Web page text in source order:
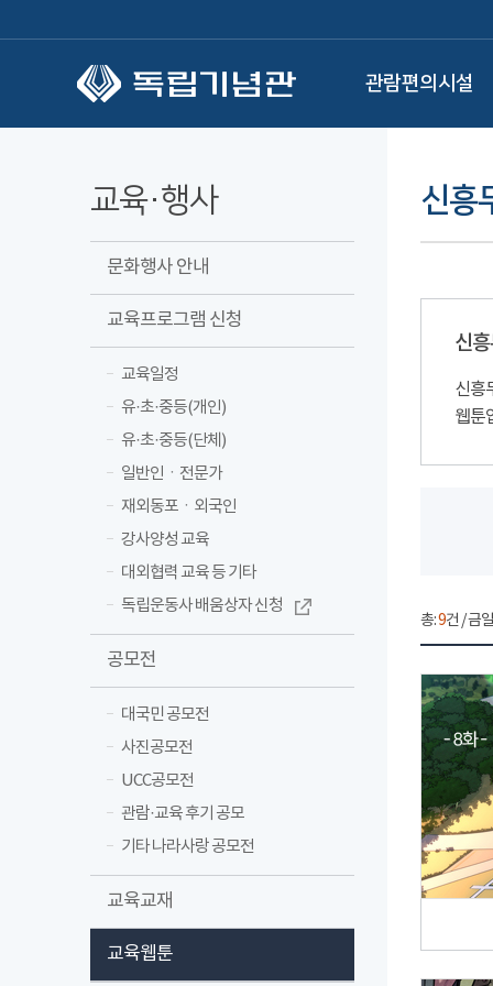
관람편의시설
교육·행사
문화행사 안내
교육프로그램 신청
교육일정
유·초·중등(개인)
유·초·중등(단체)
일반인ㆍ전문가
재외동포ㆍ외국인
강사양성 교육
대외협력 교육 등 기타
독립운동사 배움상자 신청
공모전
대국민 공모전
사진공모전
UCC공모전
관람·교육 후기 공모
기타 나라사랑 공모전
교육교재
교육웹툰
신흥
신
신흥
웹툰
총:9건 / 금